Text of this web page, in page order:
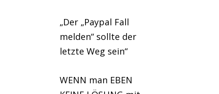
„Der „Paypal Fall
melden“ sollte der
letzte Weg sein“
WENN man EBEN